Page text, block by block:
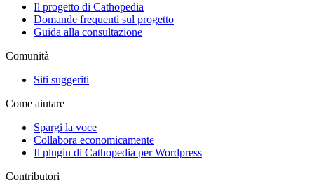
Il progetto di Cathopedia
Domande frequenti sul progetto
Guida alla consultazione
Comunità
Siti suggeriti
Come aiutare
Spargi la voce
Collabora economicamente
Il plugin di Cathopedia per Wordpress
Contributori